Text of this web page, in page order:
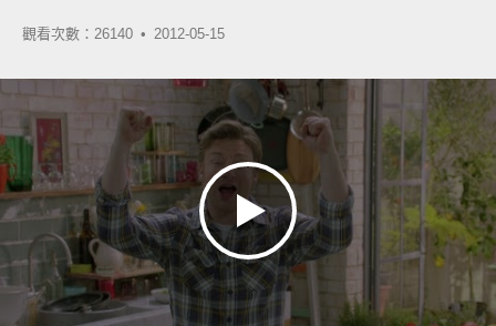
觀看次數：26140 • 2012-05-15